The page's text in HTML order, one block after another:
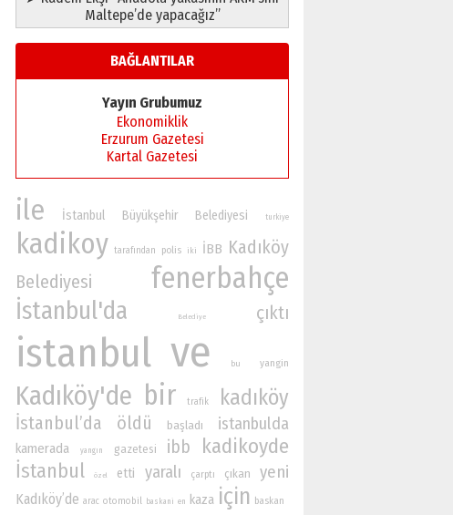
Maltepe’de yapacağız”
BAĞLANTILAR
Yayın Grubumuz
Ekonomiklik
Erzurum Gazetesi
Kartal Gazetesi
ile İstanbul Büyükşehir Belediyesi turkiye
kadikoy tarafından polis iki İBB Kadıköy
Belediyesi
fenerbahçe
İstanbul'da Belediye çıktı
istanbul ve bu yangin
Kadıköy'de bir trafik kadıköy
İstanbul’da öldü başladı istanbulda
kamerada yangın gazetesi ibb
kadikoyde
İstanbul
özel etti yaralı çarptı çıkan yeni
Kadıköy’de arac otomobil baskani en kaza için baskan